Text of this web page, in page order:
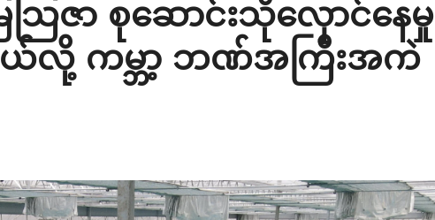
ေသြဇာ စုဆောင်းသိုလှောင်နေမှု
လို့ ကမ္ဘာ့ ဘဏ်အကြီးအကဲ